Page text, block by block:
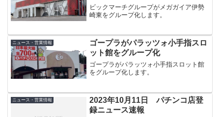
ビックマーチグループがメガガイア伊勢
崎東をグループ化します。
ニュース・営業情報
ゴープラがパラッツォ小手指スロ
ット館をグループ化
ゴープラがパラッツォ小手指スロット館
をグループ化します。
ニュース・営業情報
2023年10月11日 パチンコ店登
録ニュース速報